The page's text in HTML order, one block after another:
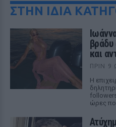
ΣΤΗΝ ΙΔΙΑ
βράδυ
και
ΠΡΙΝ 9
Η
ώρες